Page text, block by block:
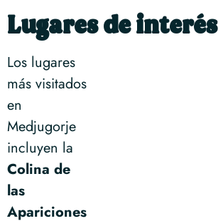
Lugares de interés
Los lugares
más visitados
en
Medjugorje
incluyen la
Colina de
las
Apariciones